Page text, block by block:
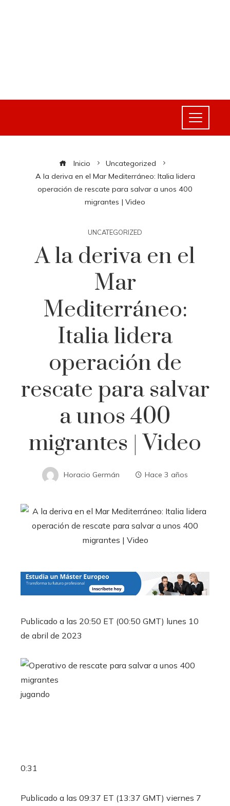
Inicio
Uncategorized
A la deriva en el Mar Mediterráneo: Italia lidera
operación de rescate para salvar a unos 400
migrantes | Video
UNCATEGORIZED
A la deriva en el
Mar
Mediterráneo:
Italia lidera
operación de
rescate para salvar
a unos 400
migrantes | Video
Horacio Germán Hace 3 años
Publicado a las 20:50 ET (00:50 GMT) lunes 10
de abril de 2023
jugando
0:31
Publicado a las 09:37 ET (13:37 GMT) viernes 7